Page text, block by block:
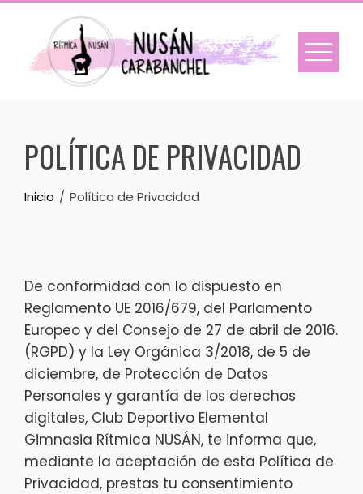
Skip
content
POLÍTICA DE PRIVACIDAD
Inicio Política de Privacidad
De conformidad con lo dispuesto en
Reglamento UE 2016/679, del Parlamento
Europeo y del Consejo de 27 de abril de 2016.
(RGPD) y la Ley Orgánica 3/2018, de 5 de
diciembre, de Protección de Datos
Personales y garantía de los derechos
digitales, Club Deportivo Elemental
Gimnasia Rítmica NUSÁN, te informa que,
mediante la aceptación de esta Política de
Privacidad, prestas tu consentimiento